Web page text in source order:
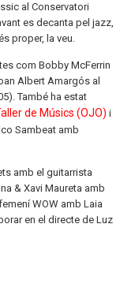
al Conservatori
es decanta pel jazz,
proper, la veu.
com Bobby McFerrin
Albert Amargós al
També ha estat
de Músics (OJO) i
Sambeat amb
amb el guitarrista
& Xavi Maureta amb
WOW amb Laia
en el directe de Luz